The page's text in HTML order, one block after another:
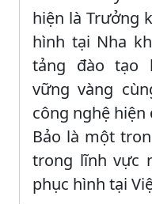
hiện là Trưởng
hình tại Nha
tảng đào tạo
vững vàng
công nghệ
Bảo là một
trong lĩnh vực
phục hình tại